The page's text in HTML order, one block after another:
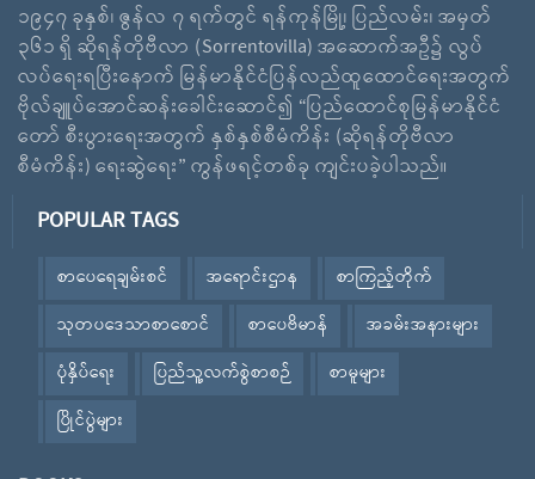
၁၉၄၇ ခုနှစ်၊ ဇွန်လ ၇ ရက်တွင် ရန်ကုန်မြို့၊ ပြည်လမ်း၊ အမှတ်
၃၆၁ ရှိ ဆိုရန်တိုဗီလာ (Sorrentovilla) အဆောက်အဦ၌ လွပ်
လပ်ရေးရပြီးနောက် မြန်မာနိုင်ငံပြန်လည်ထူထောင်ရေးအတွက်
ဗိုလ်ချူပ်အောင်ဆန်းခေါင်းဆောင်၍ “ပြည်ထောင်စုမြန်မာနိုင်ငံ
တော် စီးပွားရေးအတွက် နှစ်နှစ်စီမံကိန်း (ဆိုရန်တိုဗီလာ
စီမံကိန်း) ရေးဆွဲရေး” ကွန်ဖရင့်တစ်ခု ကျင်းပခဲ့ပါသည်။
POPULAR TAGS
စာပေရေချမ်းစင် အရောင်းဌာန
စာကြည့်တိုက်
သုတပဒေသာစာစောင်
စာပေဗိမာန်
အခမ်းအနားများ
ပုံနှိပ်ရေး
ပြည်သူ့လက်စွဲစာစဉ်
စာမူများ
ပြိုင်ပွဲများ